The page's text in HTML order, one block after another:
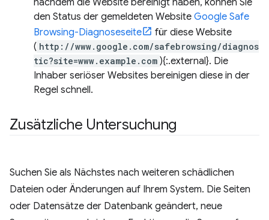
nachdem die Website bereinigt haben, können Sie
den Status der gemeldeten Website Google Safe
Browsing-Diagnoseseite
für diese Website
( http://www.google.com/safebrowsing/diagnos
tic?site=www.example.com ){:.external}. Die
Inhaber seriöser Websites bereinigen diese in der
Regel schnell.
Zusätzliche Untersuchung
Suchen Sie als Nächstes nach weiteren schädlichen
Dateien oder Änderungen auf Ihrem System. Die Seiten
oder Datensätze der Datenbank geändert, neue